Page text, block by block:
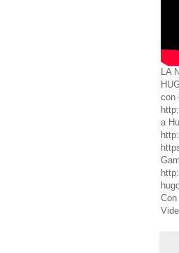
LA
con
a